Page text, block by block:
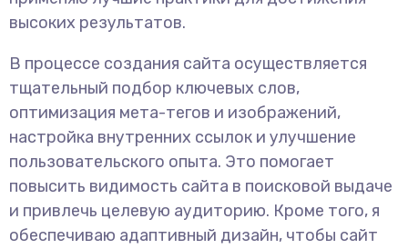
высоких результатов.
В процессе создания сайта осуществляется
тщательный подбор ключевых слов,
оптимизация мета-тегов и изображений,
настройка внутренних ссылок и улучшение
пользовательского опыта. Это помогает
повысить видимость сайта в поисковой выдаче
и привлечь целевую аудиторию. Кроме того, я
обеспечиваю адаптивный дизайн, чтобы сайт